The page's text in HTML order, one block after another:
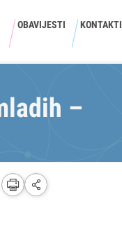
OBAVIJESTI KONTAKTI
–